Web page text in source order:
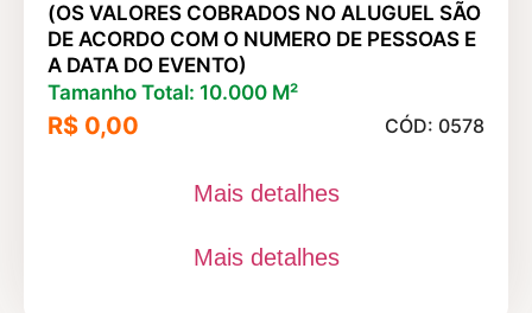
(OS VALORES COBRADOS NO ALUGUEL SÃO
DE ACORDO COM O NUMERO DE PESSOAS E
A DATA DO EVENTO)
Tamanho Total: 10.000 M²
R$ 0,00 CÓD: 0578
Mais detalhes
Mais detalhes